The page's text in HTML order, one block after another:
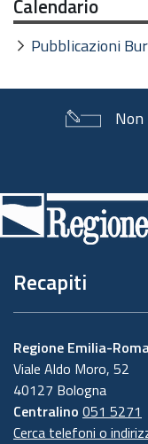
Calendario
Pubblicazioni
Non
di
pagina
Recapiti
Regione Emilia-
Viale Aldo Moro, 52
40127 Bologna
Centralino 051 5271
Cerca telefoni o